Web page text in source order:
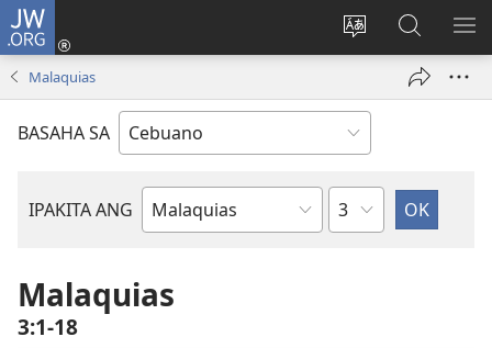
JW.ORG
Ilisi
pinulongan
sa
site
Log
ug
window)
Pangitaa
sa
JW.ORG
Malaquias
BASAHA SA
IPAKITA ANG
Basahon
Kapitulo
Malaquias
3:1-18